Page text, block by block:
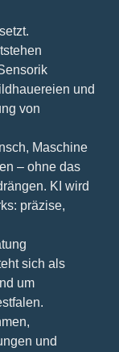
und
von
Maschine
– ohne das
KI wird
präzise,
sich als
um
und